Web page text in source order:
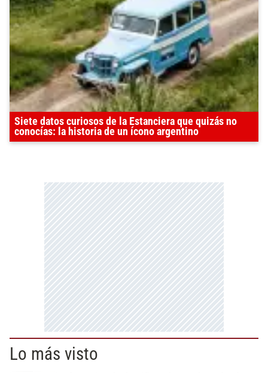
Siete datos curiosos de la Estanciera que quizás no
conocías: la historia de un ícono argentino
Lo más visto